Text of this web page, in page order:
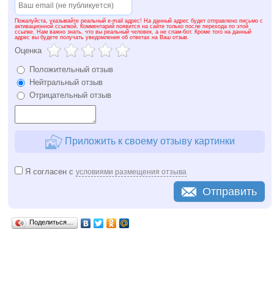
Пожалуйста, указывайте реальный e-mail адрес! На данный адрес будет отправлено письмо с
активационной ссылкой. Комментарий появится на сайте только после перехода по этой
ссылке. Нам важно знать, что вы реальный человек, а не спам-бот. Кроме того на данный
адрес вы будете получать уведомления об ответах на Ваш отзыв.
Оценка
Положительный отзыв
Нейтральный отзыв
Отрицательный отзыв
Приложить к своему отзыву картинки
Я согласен с условиями размещения отзыва
Отправить
Поделиться…